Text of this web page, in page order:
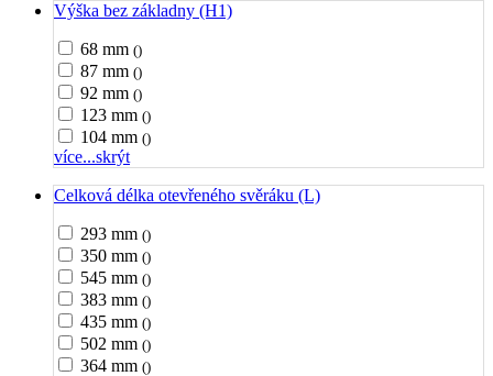
Výška bez základny (H1)
68 mm ()
87 mm ()
92 mm ()
123 mm ()
104 mm ()
více...skrýt
Celková délka otevřeného svěráku (L)
293 mm ()
350 mm ()
545 mm ()
383 mm ()
435 mm ()
502 mm ()
364 mm ()